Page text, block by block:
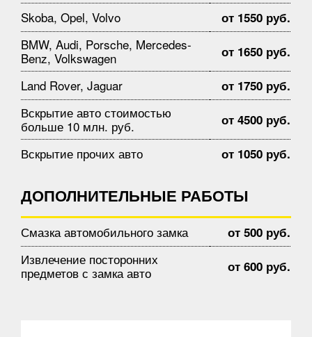
Skoba, Opel, Volvo от 1550 руб.
BMW, Audi, Porsche, Mercedes-
Benz, Volkswagen
от 1650 руб.
Land Rover, Jaguar от 1750 руб.
Вскрытие авто стоимостью
больше 10 млн. руб.
от 4500 руб.
Вскрытие прочих авто от 1050 руб.
ДОПОЛНИТЕЛЬНЫЕ РАБОТЫ
Смазка автомобильного замка от 500 руб.
Извлечение посторонних
предметов с замка авто
от 600 руб.